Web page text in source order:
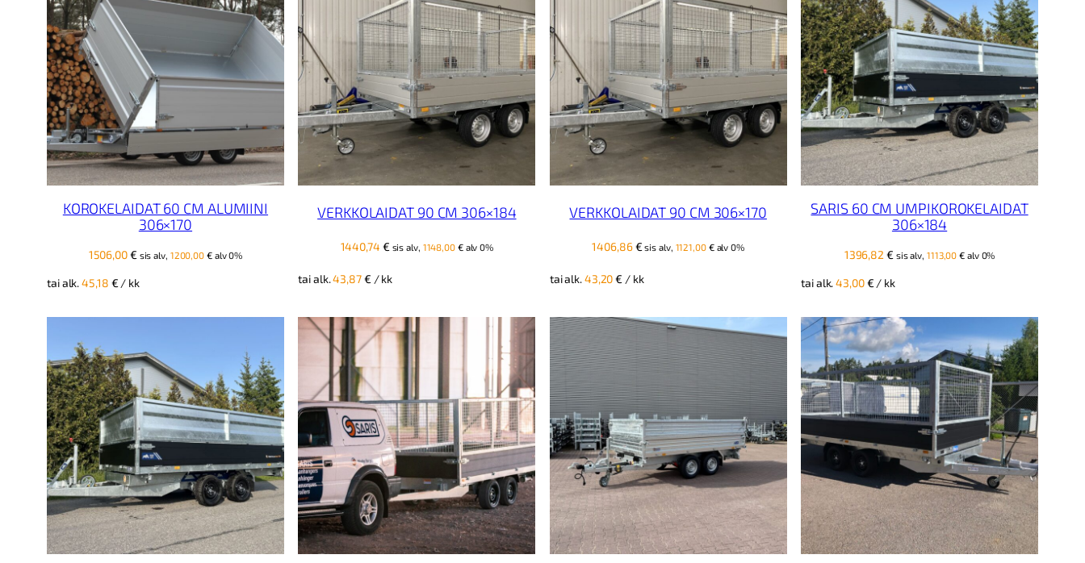
KOROKELAIDAT 60 CM ALUMIINI
306×170
1506,00€ sis alv, 1200,00 €alv 0%
tai alk.45,18 € / kk
VERKKOLAIDAT 90 CM 306×184
1440,74 € sis alv, 1148,00 €alv 0%
tai alk.43,87€ / kk
VERKKOLAIDAT 90 CM 306×170
1406,86€ sis alv, 1121,00 €alv 0%
tai alk.43,20€ / kk
SARIS 60 CM UMPIKOROKELAIDAT
306×184
1396,82 € sis alv, 1113,00€ alv 0%
tai alk.43,00€ / kk